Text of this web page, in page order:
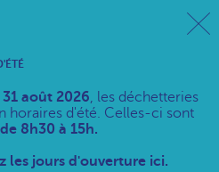
août 2026, les déchetteries
horaires d'été. Celles-ci sont
8h30 à 15h.
les jours d'ouverture ici.